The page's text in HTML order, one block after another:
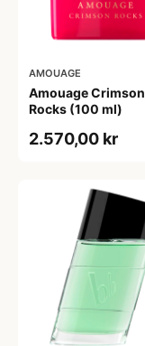
AMOUAGE
Amouage Crimson
Rocks (100 ml)
2.570,00 kr